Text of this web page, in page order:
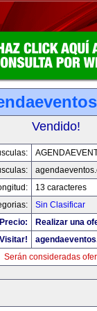
Vendido!
13 caracteres
Sin Clasificar
Precio:
Realizar una
Visitar!
Serán consideradas